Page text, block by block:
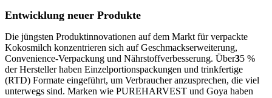
Entwicklung neuer Produkte
Die jüngsten Produktinnovationen auf dem Markt für verpackte
Kokosmilch konzentrieren sich auf Geschmackserweiterung,
Convenience-Verpackung und Nährstoffverbesserung. Über35 %
der Hersteller haben Einzelportionspackungen und trinkfertige
(RTD) Formate eingeführt, um Verbraucher anzusprechen, die viel
unterwegs sind. Marken wie PUREHARVEST und Goya haben